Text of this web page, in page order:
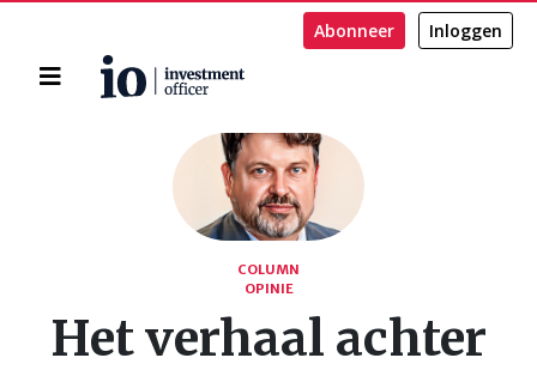
Home
Abonneer Inloggen
COLUMN
OPINIE
Het verhaal achter